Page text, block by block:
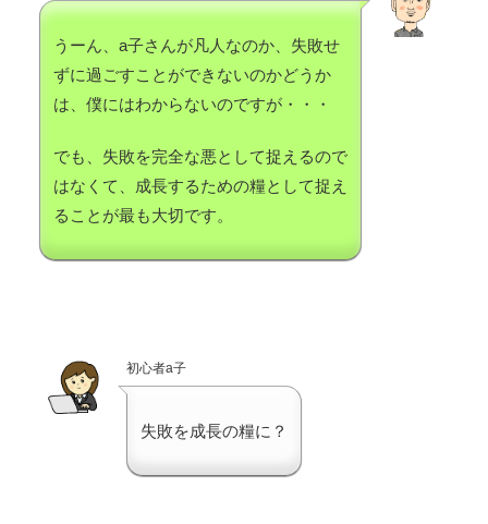
うーん、a子さんが凡人なのか、失敗せ
ずに過ごすことができないのかどうか
は、僕にはわからないのですが・・・
でも、失敗を完全な悪として捉えるので
はなくて、成長するための糧として捉え
ることが最も大切です。
初心者a子
失敗を成長の糧に？